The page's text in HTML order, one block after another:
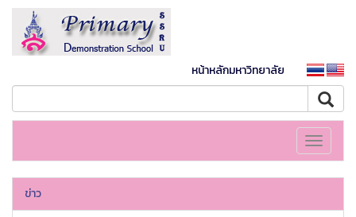
หน้าหลักมหาวิทยาลัย
Toggle
ข่าว